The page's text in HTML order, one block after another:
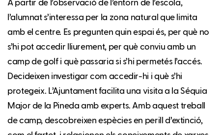
A partir de l’observació de l’entorn de l’escola,
l’alumnat s’interessa per la zona natural que limita
amb el centre. Es pregunten quin espai és, per què no
s’hi pot accedir lliurement, per què conviu amb un
camp de golf i què passaria si s’hi permetés l’accés.
Decideixen investigar com accedir-hi i què s’hi
protegeix. L’Ajuntament facilita una visita a la Séquia
Major de la Pineda amb experts. Amb aquest treball
de camp, descobreixen espècies en perill d’extinció,